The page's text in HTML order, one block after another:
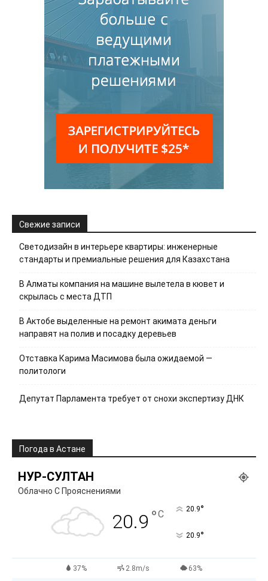
Свежие записи
Светодизайн в интерьере квартиры: инженерные
стандарты и премиальные решения для Казахстана
В Алматы компания на машине вылетела в кювет и
скрылась с места ДТП
В Актобе выделенные на ремонт акимата деньги
направят на полив и посадку деревьев
Отставка Карима Масимова была ожидаемой —
политологи
Депутат Парламента требует от снохи экспертизу ДНК
Погода в Астане
НУР-СУЛТАН
Облачно С Прояснениями
20.9 °C 20.9°
20.9°
37% 2.8m/s 63%